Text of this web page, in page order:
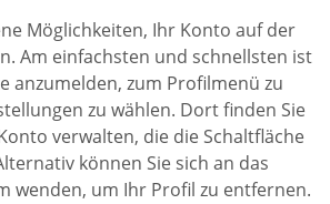
Möglichkeiten, Ihr Konto auf der
Am einfachsten und schnellsten ist
anzumelden, zum Profilmenü zu
zu wählen. Dort finden Sie
verwalten, die die Schaltfläche
können Sie sich an das
wenden, um Ihr Profil zu entfernen.